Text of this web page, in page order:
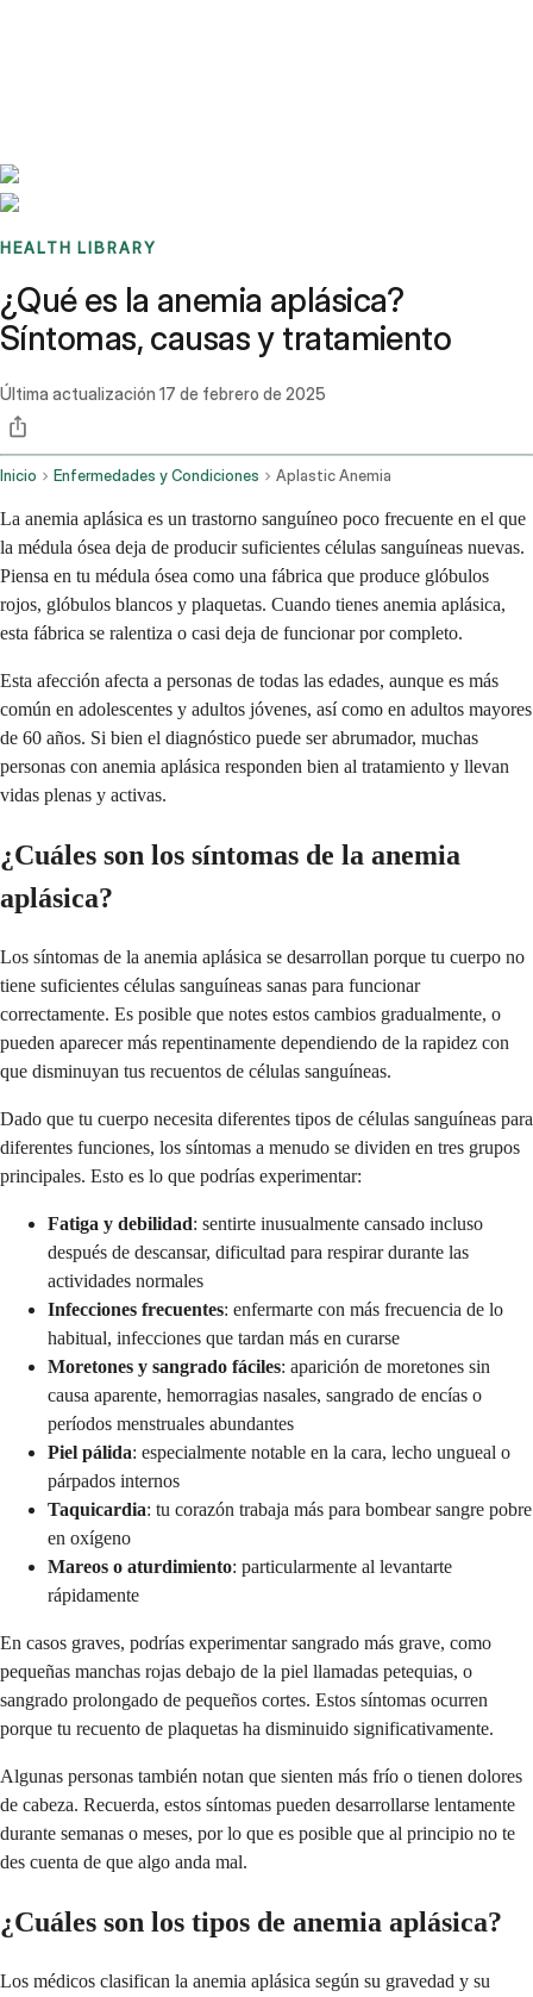
HEALTH LIBRARY
¿Qué es la anemia aplásica?
Síntomas, causas y tratamiento
Última actualización 17 de febrero de 2025
Inicio Enfermedades y Condiciones Aplastic Anemia
La anemia aplásica es un trastorno sanguíneo poco frecuente en el que
la médula ósea deja de producir suficientes células sanguíneas nuevas.
Piensa en tu médula ósea como una fábrica que produce glóbulos
rojos, glóbulos blancos y plaquetas. Cuando tienes anemia aplásica,
esta fábrica se ralentiza o casi deja de funcionar por completo.
Esta afección afecta a personas de todas las edades, aunque es más
común en adolescentes y adultos jóvenes, así como en adultos mayores
de 60 años. Si bien el diagnóstico puede ser abrumador, muchas
personas con anemia aplásica responden bien al tratamiento y llevan
vidas plenas y activas.
¿Cuáles son los síntomas de la anemia
aplásica?
Los síntomas de la anemia aplásica se desarrollan porque tu cuerpo no
tiene suficientes células sanguíneas sanas para funcionar
correctamente. Es posible que notes estos cambios gradualmente, o
pueden aparecer más repentinamente dependiendo de la rapidez con
que disminuyan tus recuentos de células sanguíneas.
Dado que tu cuerpo necesita diferentes tipos de células sanguíneas para
diferentes funciones, los síntomas a menudo se dividen en tres grupos
principales. Esto es lo que podrías experimentar:
Fatiga y debilidad: sentirte inusualmente cansado incluso
después de descansar, dificultad para respirar durante las
actividades normales
Infecciones frecuentes: enfermarte con más frecuencia de lo
habitual, infecciones que tardan más en curarse
Moretones y sangrado fáciles: aparición de moretones sin
causa aparente, hemorragias nasales, sangrado de encías o
períodos menstruales abundantes
Piel pálida: especialmente notable en la cara, lecho ungueal o
párpados internos
Taquicardia: tu corazón trabaja más para bombear sangre pobre
en oxígeno
Mareos o aturdimiento: particularmente al levantarte
rápidamente
En casos graves, podrías experimentar sangrado más grave, como
pequeñas manchas rojas debajo de la piel llamadas petequias, o
sangrado prolongado de pequeños cortes. Estos síntomas ocurren
porque tu recuento de plaquetas ha disminuido significativamente.
Algunas personas también notan que sienten más frío o tienen dolores
de cabeza. Recuerda, estos síntomas pueden desarrollarse lentamente
durante semanas o meses, por lo que es posible que al principio no te
des cuenta de que algo anda mal.
¿Cuáles son los tipos de anemia aplásica?
Los médicos clasifican la anemia aplásica según su gravedad y su